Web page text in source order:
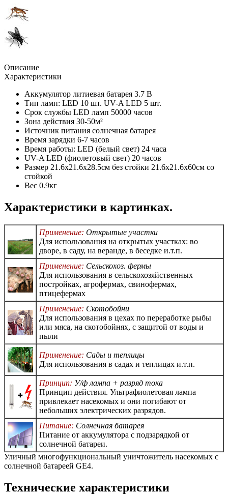
Описание
Характеристики
Аккумулятор литиевая батарея 3.7 В
Тип ламп: LED 10 шт. UV-A LED 5 шт.
Срок службы LED ламп 50000 часов
Зона действия 30-50м²
Источник питания солнечная батарея
Время зарядки 6-7 часов
Время работы: LED (белый свет) 24 часа
UV-A LED (фиолетовый свет) 20 часов
Размер 21.6х21.6х28.5см без стойки 21.6х21.6х60см со
стойкой
Вес 0.9кг
Характеристики в картинках.
Применение: Открытые участки
Для использования на открытых участках: во
дворе, в саду, на веранде, в беседке и.т.п.
Применение: Сельскохоз. фермы
Для использования в сельскохозяйственных
постройках, агрофермах, свинофермах,
птицефермах
Применение: Скотобойни
Для использования в цехах по переработке рыбы
или мяса, на скотобойнях, с защитой от воды и
пыли
Применение: Сады и теплицы
Для использования в садах и теплицах и.т.п.
Принцип: У/ф лампа + разряд тока
Принцип действия. Ультрафиолетовая лампа
привлекает насекомых и они погибают от
небольших электрических разрядов.
Питание: Солнечная батарея
Питание от аккумулятора с подзарядкой от
солнечной батареи.
Уличный многофункциональный уничтожитель насекомых с
солнечной батареей GE4.
Технические характеристики